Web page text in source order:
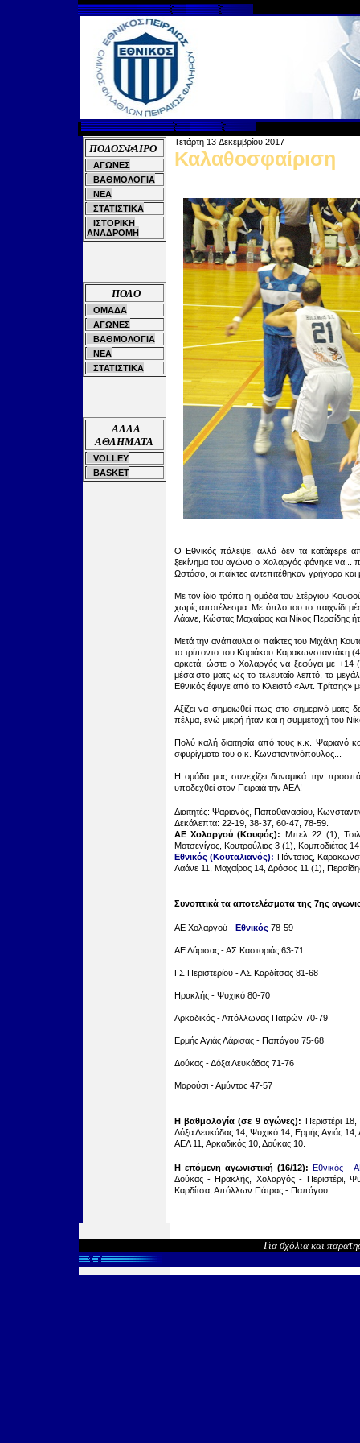
ΠΟΔΟΣΦΑΙΡΟ
ΑΓΩΝΕΣ
ΒΑΘΜΟΛΟΓΙΑ
ΝΕΑ
ΣΤΑΤΙΣΤΙΚΑ
ΙΣΤΟΡΙΚΗ
ΑΝΑΔΡΟΜΗ
ΠΟΛΟ
ΟΜΑΔΑ
ΑΓΩΝΕΣ
ΒΑΘΜΟΛΟΓΙΑ
ΝΕΑ
ΣΤΑΤΙΣΤΙΚΑ
ΑΛΛΑ
ΑΘΛΗΜΑΤΑ
VOLLEY
BASKET
Τετάρτη 13 Δεκεμβρίου2017
Καλαθοσφαίριση
Ο Εθνικός πάλεψε, αλλά δεν τα κατάφερε
ξεκίνημα του αγώνα ο Χολαργός φάνηκε να...
Ωστόσο, οι παίκτες αντεπιτέθηκαν γρήγορα
Με τον ίδιο τρόπο η ομάδα του Στέργιου
χωρίς αποτέλεσμα. Με όπλο του το παιχνίδι
Λάανε, Κώστας Μαχαίρας και Νίκος Περσίδης
Μετά την ανάπαυλα οι παίκτες του Μιχάλη
το τρίποντο του Κυριάκου Καρακωνσταντάκη
αρκετά, ώστε ο Χολαργός να ξεφύγει με
μέσα στο ματς ως το τελευταίο λεπτό, τα
Εθνικός έφυγε από το Κλειστό «Αντ. Τρίτσης»
Αξίζει να σημειωθεί πως στο σημερινό ματς
πέλμα, ενώ μικρή ήταν και η συμμετοχή του
Πολύ καλή διαιτησία από τους κ.κ. Ψαριανό
σφυρίγματα του ο κ. Κωνσταντινόπουλος...
Η ομάδα μας συνεχίζει δυναμικά την
υποδεχθεί στον Πειραιά την ΑΕΛ!
Διαιτητές: Ψαριανός, Παπαθανασίου,
Δεκάλεπτα: 22-19, 38-37, 60-47, 78-59.
ΑΕ Χολαργού (Κουφός): Μπελ 22 (1),
Μοτσενίγος, Κουτρούλιας 3 (1),
Εθνικός (Κουταλιανός): Πάντσιος,
Λαάνε 11, Μαχαίρας 14, Δρόσος 11 (1),
Συνοπτικά τα αποτελέσματα της 7ης
ΑΕ Χολαργού - Εθνικός 78-59
ΑΕ Λάρισας - ΑΣ Καστοριάς 63-71
ΓΣ Περιστερίου - ΑΣ Καρδίτσας 81-68
Ηρακλής - Ψυχικό 80-70
Αρκαδικός - Απόλλωνας Πατρών 70-79
Ερμής Αγιάς Λάρισας - Παπάγου 75-68
Δούκας - Δόξα Λευκάδας 71-76
‏‏‏‏‏‏‏‏‏‏‏‏‏‏‏‏‏‏‏‏‏‏‏‏‏‏‏‏‏‏‏‏‏‏‏‏‏‏‏‏‏‏‏‏‏‏‏‏‏‏‏‏‏‏‏‏‏‏‏‏‏‏‏‏‏‏‏‏‏‏‏‏‏‏‏‏‏‏‏‏‏‏‏‏‏‏‏‏‏‏‏‏‏‏‏‏‏‏‏‏‏‏‏‏‏‏‏‏‏‏‏‏‏‏‏‏‏‏‏‏‏‏‏‏‏‏‏‏‏‏‏‏‏‏‏‏‏‏‏‏‏‏‏‏‏‏‏‏‏‏‏‏‏‏‏‏‏‏‏‏‏‏‏‏‏‏‏‏‏‏‏‏‏‏‏‏‏‏‏‏‏‏‏‏‏‏‏‏‏‏‏‏‏‏‏‏‏‏‏‏‏‏‏‏‏‏‏‏‏‏‏‏‏‏‏‏‏‏‏‏‏‏‏‏‏‏‏‏‏‏‏‏‏‏‏‏‏‏‏‏‏‏‏‏‏‏‏‏‏‏‏‏‏‏‏‏‏‏‏‏‏‏‏‏‏‏‏‏‏‏‏‏‏‏‏‏‏‏‏‏‏‏‏‏‏‏‏‏‏‏‏‏‏‏‏‏‏‏‏‏‏‏‏‏‏‏‏‏‏‏‏‏‏‏‏‏‏‏‏‏‏‏‏‏‏‏‏‏‏‏‏‏‏‏‏‏‏‏‏‏‏‏‏‏‏‏‏‏‏‏‏‏‏‏‏‏‏‏‏‏‏‏‏‏‏‏‏‏‏‏‏‏‏‏‏‏‏‏‏‏‏‏‏‏‏‏‏‏‏‏‏‏‏‏‏‏‏‏‏‏‏‏‏‏‏‏‏‏‏‏‏‏‏‏‏‏‏‏‏‏‏‏‏‏‏‏‏‏‏‏‏‏‏‏‏‏‏‏‏‏‏‏‏‏‏‏‏‏‏‏‏‏‏‏‏‏‏‏‏‏‏‏‏‏‏‏‏‏‏‏‏‏‏‏‏‏‏‏‏‏‏‏‏‏‏‏‏‏‏‏‏‏‏‏‏‏‏‏‏‏‏‏‏‏‏‏‏‏‏‏‏‏‏‏‏‏‏‏‏‏‏‏‏‏‏‏‏‏‏‏‏‏‏‏‏‏‏‏‏‏‏‏‏‏‏‏‏‏‏‏‏‏‏‏‏‏‏‏‏‏‏‏‏‏‏‏‏‏‏‏‏‏‏‏‏‏‏‏‏‏‏‏‏‏‏‏‏‏‏‏‏‏‏‏‏‏‏‏‏‏‏‏‏‏‏‏‏‏‏‏‏‏‏‏‏‏‏‏‏‏‏‏‏‏‏‏‏‏‏‏‏‏‏‏‏‏‏‏‏‏‏‏‏‏‏‏‏‏‏‏‏‏‏‏‏‏‏‏‏‏‏‏‏‏‏‏‏‏‏‏‏‏‏‏‏‏‏‏‏‏‏‏‏‏‏‏‏‏‏‏‏‏‏‏‏‏‏‏‏‏‏‏‏‏‏‏‏‏‏‏‏‏‏‏‏‏‏‏‏‏‏‏‏‏‏‏‏‏‏‏‏‏‏‏‏‏‏‏‏‏‏‏‏‏‏‏‏‏‏‏‏‏‏‏‏‏‏‏‏‏‏‏‏‏‏‏‏‏‏‏‏‏‏‏‏‏‏‏‏‏‏‏‏‏‏‏‏‏‏‏‏‏‏‏‏‏‏‏‏‏‏‏‏‏‏‏‏‏‏‏‏‏‏‏‏‏‏‏‏‏‏‏‏‏‏‏‏‏‏‏‏‏‏‏‏‏‏‏‏‏‏‏‏‏‏Μαρούσι - Αμύντας 47-57
Η βαθμολογία (σε 9 αγώνες): Περιστέρι
Δόξα Λευκάδας 14, Ψυχικό 14, Ερμής Αγιάς
ΑΕΛ 11, Αρκαδικός 10, Δούκας 10‏‏‏‏‏‏‏‏‏‏‏‏‏‏‏‏‏‏‏‏‏‏‏‏‏‏‏‏‏‏‏‏‏‏‏‏‏‏‏‏‏‏‏‏‏‏‏‏‏‏‏‏‏‏‏‏‏‏‏‏‏‏‏‏‏‏‏‏‏‏‏‏‏‏‏‏‏‏‏‏‏‏‏‏‏‏‏‏‏‏‏‏‏‏‏‏‏‏‏‏‏‏‏‏‏‏‏‏‏‏‏‏‏‏‏‏‏‏‏‏‏‏‏‏‏‏‏‏‏‏‏‏‏‏‏‏‏‏‏‏‏‏‏‏‏‏‏‏‏‏‏‏‏‏‏‏‏‏‏‏‏‏‏‏‏‏‏‏‏‏‏‏‏‏‏‏‏‏‏‏‏‏‏‏‏‏‏‏‏‏‏‏‏‏‏‏‏‏‏‏‏‏‏‏‏‏‏‏‏‏‏‏‏‏‏‏‏‏‏‏‏‏‏‏‏‏‏‏‏‏‏‏‏‏‏‏‏‏‏‏‏‏‏‏‏‏‏‏‏‏‏‏‏‏‏‏‏‏‏‏‏‏‏‏‏‏‏‏‏‏‏‏‏‏‏‏‏‏‏‏‏‏‏‏‏‏‏‏‏‏‏‏‏‏‏‏‏‏‏‏‏‏‏‏‏‏‏‏‏‏‏‏‏‏‏‏‏‏‏‏‏‏‏‏‏‏‏‏‏‏‏‏‏‏‏‏‏‏‏‏‏‏‏‏‏‏‏‏‏‏‏‏‏‏‏‏‏‏‏‏‏‏‏‏‏‏‏‏‏‏‏‏‏‏‏‏‏‏‏‏‏‏‏‏‏‏‏‏‏‏‏‏‏‏‏‏‏‏‏‏‏‏‏‏‏‏‏‏‏‏‏‏‏‏‏‏‏‏‏‏‏‏‏‏‏‏‏‏‏‏‏‏‏‏‏‏‏‏‏‏‏‏‏‏‏‏‏‏‏‏‏‏‏‏‏‏‏‏‏‏‏‏‏‏‏‏‏‏‏‏‏‏‏‏‏‏‏‏‏‏‏‏‏‏‏‏‏‏‏‏‏‏‏‏‏‏‏‏‏‏‏‏‏‏‏‏‏‏‏‏‏‏‏‏‏‏‏‏‏‏‏‏‏‏‏‏‏‏‏‏‏‏‏‏‏‏‏‏‏‏‏‏‏‏‏‏‏‏‏‏‏‏‏‏‏‏‏‏‏‏‏‏‏‏‏‏‏‏‏‏‏‏‏‏‏‏‏‏‏‏‏‏‏‏‏‏‏‏‏‏‏‏‏‏‏‏‏‏‏‏‏‏‏‏‏‏‏‏‏‏‏‏‏‏‏‏‏‏‏‏‏‏‏‏‏‏‏‏‏‏‏‏‏‏‏‏‏‏‏‏‏‏‏‏‏‏‏‏‏‏‏‏‏‏‏‏‏‏‏‏‏‏‏‏‏‏‏‏‏‏‏‏‏‏‏‏‏‏‏‏‏‏‏‏‏‏‏‏‏‏‏‏‏‏‏‏‏‏‏‏‏‏‏‏‏‏‏‏‏‏‏‏‏‏‏‏‏‏‏‏‏‏‏‏‏‏‏‏‏‏‏‏‏‏‏‏‏‏‏‏‏‏‏‏‏‏‏‏‏‏‏‏‏‏‏‏‏‏‏‏‏‏‏‏‏‏‏‏‏‏‏‏‏‏‏‏‏‏‏‏‏‏‏‏‏‏‏‏‏‏‏‏‏‏‏‏‏‏‏‏‏‏‏‏‏‏‏‏‏‏‏‏‏‏‏‏‏‏‏‏‏‏‏‏‏‏‏‏‏‏‏‏‏‏‏‏‏‏‏‏‏‏‏‏‏‏‏‏‏‏‏‏‏‏‏‏‏‏‏‏‏‏‏‏‏‏‏‏‏‏‏‏‏‏‏‏‏‏‏‏‏‏‏‏‏‏‏‏‏‏‏‏‏‏‏‏‏‏‏‏‏‏‏‏‏‏‏‏‏‏‏‏‏‏‏‏‏‏‏‏‏‏‏‏‏‏‏‏‏‏‏‏‏‏‏‏‏‏‏‏‏‏‏‏‏‏‏‏.‏‏‏‏‏‏‏‏‏‏‏‏‏‏‏‏‏‏‏‏‏‏‏‏‏‏‏‏‏‏‏‏‏‏‏‏‏‏‏‏‏‏‏‏‏‏‏‏‏‏‏‏‏‏‏‏‏‏‏‏‏‏‏‏‏‏‏‏‏‏‏‏‏‏‏‏‏‏‏‏‏‏‏‏‏‏‏‏‏‏‏‏‏‏‏‏‏‏‏‏‏‏‏‏‏‏‏‏‏‏‏‏‏‏‏‏‏‏‏‏‏‏‏‏‏‏‏‏‏‏‏‏‏‏‏‏‏‏‏‏‏‏‏‏‏‏‏‏‏‏‏‏‏‏‏‏‏‏‏‏‏‏‏‏‏‏‏‏‏‏‏‏‏‏‏‏‏‏‏‏‏‏‏‏‏‏‏‏‏‏‏‏‏‏‏‏‏‏‏‏‏‏‏‏‏‏‏‏‏‏‏‏‏‏‏‏‏‏‏‏‏‏‏‏‏‏‏‏‏‏‏‏‏‏‏‏‏‏‏‏‏‏‏‏‏‏‏‏‏‏‏‏‏‏‏‏‏‏‏‏‏‏‏‏‏‏‏‏‏‏‏‏‏‏‏‏‏‏‏‏‏‏‏‏‏‏‏‏‏‏‏‏‏‏‏‏‏‏‏‏‏‏‏‏‏‏‏‏‏‏‏‏‏‏‏‏‏‏‏‏‏‏‏‏‏‏‏‏‏‏‏‏‏‏‏‏‏‏‏‏‏‏‏‏‏‏‏‏‏‏‏‏‏‏‏‏‏‏‏‏‏‏‏‏‏‏‏‏‏‏‏‏‏‏‏‏‏‏‏‏‏‏‏‏‏‏‏‏‏‏‏‏‏‏‏‏‏‏‏‏‏‏‏‏‏‏‏‏‏‏‏‏‏‏‏‏‏‏‏‏‏‏‏‏‏‏‏‏‏‏‏‏‏‏‏‏‏‏‏‏‏‏‏‏‏‏‏‏‏‏‏‏‏‏‏‏‏‏‏‏‏‏‏‏‏‏‏‏‏‏‏‏‏‏‏‏‏‏‏‏‏‏‏‏‏‏‏‏‏‏‏‏‏‏‏‏‏‏‏‏‏‏‏‏‏‏‏‏‏‏‏‏‏‏‏‏‏‏‏‏‏‏‏‏‏‏‏‏‏‏‏‏‏‏‏‏‏‏‏‏‏‏‏‏‏‏‏‏‏‏‏‏‏‏‏‏‏‏‏‏‏‏‏‏‏‏‏‏‏‏‏‏‏‏‏‏‏‏‏‏‏‏‏‏‏‏‏‏‏‏‏‏‏‏‏‏‏‏‏‏‏‏‏‏‏‏‏‏‏‏‏‏‏‏‏‏‏‏‏‏‏‏‏‏‏‏‏‏‏‏‏‏‏‏‏‏‏‏‏‏‏‏‏‏‏‏‏‏‏‏‏‏‏‏‏‏‏‏‏‏‏‏‏‏‏‏‏‏‏‏‏‏‏‏‏‏‏‏‏‏‏‏‏‏‏‏‏‏‏‏‏‏‏‏‏‏‏‏‏‏‏‏‏‏‏‏‏‏‏‏‏‏‏‏‏‏‏‏‏‏‏‏‏‏‏‏‏‏‏‏‏‏‏‏‏‏‏‏‏‏‏‏‏‏‏‏‏‏‏‏‏‏‏‏‏‏‏‏‏‏‏‏‏‏‏‏‏‏‏‏‏‏‏‏‏‏‏‏‏‏‏‏‏‏‏‏‏‏‏‏‏‏‏‏‏‏‏‏‏‏‏‏‏‏‏‏‏‏‏‏‏‏‏‏‏‏‏‏‏‏‏‏‏‏‏‏‏‏‏‏‏‏‏‏‏‏‏‏‏‏‏‏‏‏‏‏‏‏‏‏‏‏‏‏‏‏‏‏‏‏‏‏‏‏‏‏‏‏‏‏‏‏‏‏‏‏‏‏‏‏‏‏‏‏‏‏‏‏‏‏‏‏‏‏‏‏‏‏‏‏‏‏‏‏‏‏‏‏‏‏‏‏‏‏‏‏‏‏‏‏‏‏‏‏‏‏‏‏‏‏‏‏‏‏‏‏‏‏‏‏‏‏‏‏‏‏‏‏‏‏‏‏‏‏‏‏‏‏‏‏‏‏‏‏‏‏‏‏‏‏‏‏‏‏‏‏‏‏‏‏‏‏‏‏‏‏‏‏‏‏‏‏‏‏‏‏‏‏‏‏‏‏‏‏‏‏‏‏‏‏‏‏‏‏‏‏‏‏‏‏‏‏‏
Η επόμενη αγωνιστική (16/12): Εθνικός-
Δούκας - Ηρακλής, Χολαργός - Περιστέρι,
Καρδίτσα, Απόλλων Πάτρας - Παπάγου‏‏‏‏‏‏‏‏‏‏‏‏‏‏‏‏‏‏‏‏‏‏‏‏‏‏‏‏‏‏‏‏‏‏‏‏‏‏‏‏‏‏‏‏‏‏.
Για σχόλια και